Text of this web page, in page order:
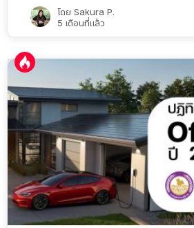
โดย Sakura P.
5 เดือนที่แล้ว